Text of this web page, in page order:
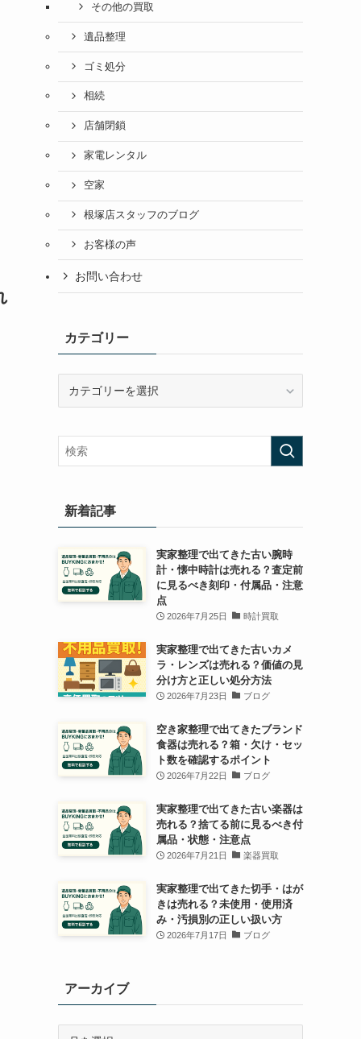
その他の買取
遺品整理
ゴミ処分
相続
店舗閉鎖
家電レンタル
空家
根塚店スタッフのブログ
お客様の声
お問い合わせ
カテゴリー
リ
ー
新着記事
実家整理で出てきた古い腕時
計・懐中時計は売れる？査定前
に見るべき刻印・付属品・注意
点
2026年7月25日 時計買取
実家整理で出てきた古いカメ
ラ・レンズは売れる？価値の見
分け方と正しい処分方法
2026年7月23日 ブログ
空き家整理で出てきたブランド
食器は売れる？箱・欠け・セッ
ト数を確認するポイント
2026年7月22日 ブログ
実家整理で出てきた古い楽器は
売れる？捨てる前に見るべき付
属品・状態・注意点
2026年7月21日 楽器買取
実家整理で出てきた切手・はが
きは売れる？未使用・使用済
み・汚損別の正しい扱い方
2026年7月17日 ブログ
アーカイブ